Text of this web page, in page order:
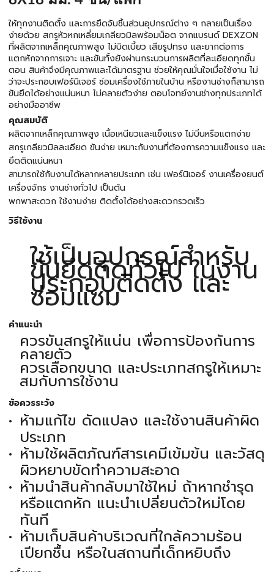
ให้ทุกงานติดตั้ง และการยึดจับชิ้นส่วนอุปกรณ์ต่าง ๆ กลายเป็นเรื่อง
ง่ายด้วย สกรูหัวหกเหลี่ยมเกลียวมิลพร้อมน็อต จากแบรนด์ DEXZON
ที่ผลิตจากเหล็กคุณภาพสูง ไม่บิดเบี้ยว เสียรูปทรง และยากต่อการ
แตกหักจากการเจาะ และขันทั้งยังผ่านกระบวนการผลิตที่ละเอียดทุกขั้น
ตอน สินค้าจึงมีคุณภาพและได้มาตรฐาน ช่วยให้คุณมั่นใจเมื่อใช้งาน ไม่
ว่าจะประกอบเฟอร์นิเจอร์ ซ่อมเครื่องใช้ภายในบ้าน หรืองานช่างก็สามารถ
ขันยึดได้อย่างแน่นหนา ไม่คลายตัวง่าย ตอบโจทย์งานช่างทุกประเภทได้
อย่างมืออาชีพ
คุณสมบัติ
ผลิตจากเหล็กคุณภาพสูง เนื้อเหนียวและแข็งแรง ไม่บิ่นหรือแตกง่าย
สกรูเกลียวมิลละเอียด ขันง่าย เหมาะกับงานที่ต้องการความแข็งแรง และ
ยึดติดแน่นหนา
สามารถใช้กับงานได้หลากหลายประเภท เช่น เฟอร์นิเจอร์ งานเครื่องยนต์
เครื่องจักร งานช่างทั่วไป เป็นต้น
พกพาสะดวก ใช้งานง่าย ติดตั้งได้อย่างสะดวกรวดเร็ว
วิธีใช้งาน
ใช้เป็นอุปกรณ์สำหรับ
ขันยึดติดทั่วไป ในงาน
ประกอบติดตั้ง และ
ซ่อมแซม
คำแนะนำ
ควรขันสกรูให้แน่น เพื่อการป้องกันการ
คลายตัว
ควรเลือกขนาด และประเภทสกรูให้เหมาะ
สมกับการใช้งาน
ข้อควรระวัง
ห้ามแก้ไข ดัดแปลง และใช้งานสินค้าผิด
ประเภท
ห้ามใช้ผลิตภัณฑ์สารเคมีเข้มข้น และวัสดุ
ผิวหยาบขัดทำความสะอาด
ห้ามนำสินค้ากลับมาใช้ใหม่ ถ้าหากชำรุด
หรือแตกหัก แนะนำเปลี่ยนตัวใหม่โดย
ทันที
ห้ามเก็บสินค้าบริเวณที่ใกล้ความร้อน
เปียกชื้น หรือในสถานที่เด็กหยิบถึง